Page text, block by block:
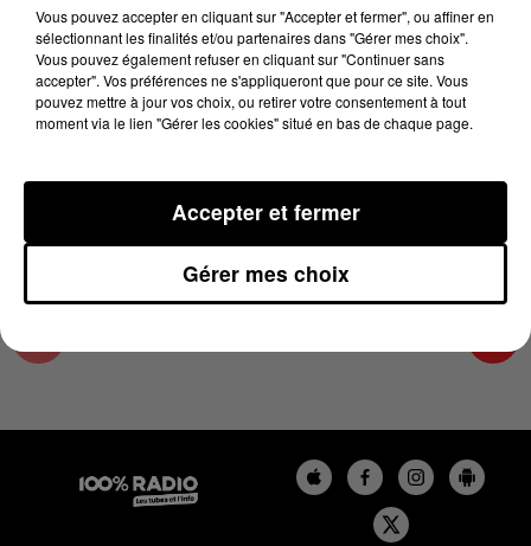
11 juillet 2023 - 3 min 16 sec
LES INFOS DU PAYS CATALAN DU 11/07/2023
À 12H01
Podcasts infos du Pays Catalan
Vous pouvez accepter en cliquant sur "Accepter et fermer", ou affiner en
sélectionnant les finalités et/ou partenaires dans "Gérer mes choix".
Vous pouvez également refuser en cliquant sur "Continuer sans
accepter". Vos préférences ne s'appliqueront que pour ce site. Vous
pouvez mettre à jour vos choix, ou retirer votre consentement à tout
moment via le lien "Gérer les cookies" situé en bas de chaque page.
Gérer mes choix
Accepter et fermer